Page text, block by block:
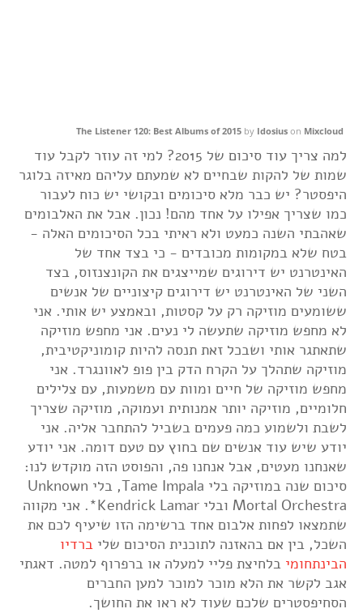
The Listener 120: Best Albums of 2015 by Idosius on Mixcloud
למה צריך עוד סיכום של 2015? למי זה עוזר לקבל עוד
שמות של להקות שבחיים לא שמעתם עליהם מאיזה בלוגר
היפסטר? יש כבר מלא סיכומים ובקושי יש כוח לעבור
כמו שצריך אפילו על אחד מהם! נכון. אבל את האלבומים
שאהבתי השנה כמעט ולא ראיתי בכל הסיכומים האלה -
בטח שלא במקומות מכובדים - כי בצד אחד של
האינטרנט יש דירוגים שמייצגים את הקונצנזוס, בצד
השני של האינטרנט יש דירוגים קיצוניים של אנשים
ששומעים מוזיקה רק על קסטות, ובאמצע יש אותי. אני
לא מחפש מוזיקה שתעשה לי נעים. אני מחפש מוזיקה
שתאתגר אותי ושבכל זאת תנסה להיות קומוניקטיבית,
מוזיקה שתהלך על הקרח הדק בין פופ לאוונגרד. אני
מחפש מוזיקה של חיים ומוות עם משמעות, עם צלילים
חלומיים, מוזיקה יותר אמנותית ועמוקה, מוזיקה שצריך
לשבת ולשמוע כמה פעמים בשביל להתחבר אליה. אני
יודע שיש עוד אנשים שם בחוץ עם טעם דומה. אני יודע
שאנחנו מעטים, אבל אנחנו פה, והפוסט הזה מוקדש לנו:
סיכום שנה במוזיקה בלי Tame Impala, בלי Unknown
Mortal Orchestra ובלי Kendrick Lamar*. אני מקווה
שתמצאו לפחות אלבום אחד ברשימה הזו שיעיף לכם את
השכל, בין אם בהאזנה לתוכנית הסיכום שלי ברדיו
הבינתחומי בלחיצת פליי למעלה או ברפרוף למטה. דאגתי
אגב לקשר את הלא מוכר למוכר למען החברים
הסחיפסטרים שלכם שעוד לא ראו את החושך.